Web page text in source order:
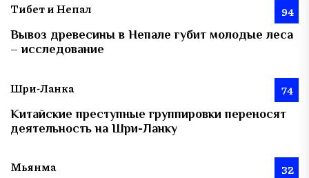
Тибет и Непал 94
Вывоз древесины в Непале губит молодые леса
– исследование
Шри-Ланка 74
Китайские преступные группировки переносят
деятельность на Шри-Ланку
Мьянма 32